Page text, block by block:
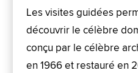
Les visites guidées
découvrir le célèbre
conçu par le célèbre
en 1966 et restauré en